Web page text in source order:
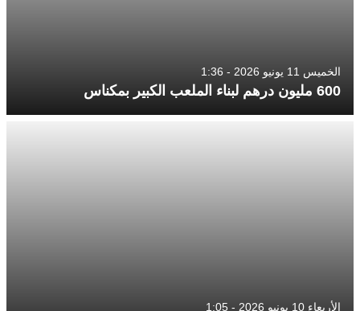
الخميس 11 يونيو 2026 - 1:36
600 مليون درهم لبناء الملعب الكبير بمكناس
الأربعاء 10 يونيو 2026 - 1:05